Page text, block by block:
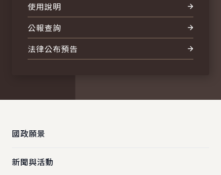
使用說明
公報查詢
法律公布預告
國政願景
新聞與活動